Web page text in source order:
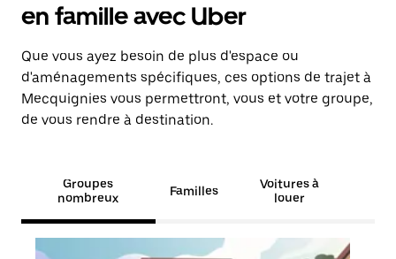
en famille avec Uber
Que vous ayez besoin de plus d'espace ou
d'aménagements spécifiques, ces options de trajet à
Mecquignies vous permettront, vous et votre groupe,
de vous rendre à destination.
Groupes
nombreux
Familles
Voitures à
louer